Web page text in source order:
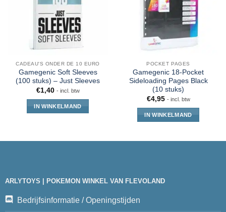
CADEAU'S ONDER DE 10 EURO
Gamegenic Soft Sleeves
(100 stuks) – Just Sleeves
€1,40 - incl. btw
IN WINKELMAND
POCKET PAGES
Gamegenic 18-Pocket
Sideloading Pages Black
(10 stuks)
€4,95 - incl. btw
IN WINKELMAND
ARLYTOYS | POKEMON WINKEL VAN FLEVOLAND
Bedrijfsinformatie / Openingstijden